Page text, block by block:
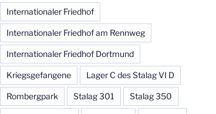
Internationaler Friedhof
Internationaler Friedhof am Rennweg
Internationaler Friedhof Dortmund
Kriegsgefangene Lager C des Stalag VI D
Rombergpark Stalag 301 Stalag 350